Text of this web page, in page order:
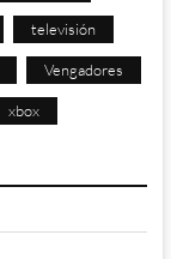
televisión
Vengadores
xbox